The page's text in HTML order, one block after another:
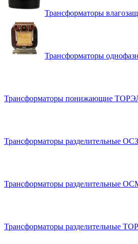
Трансформаторы
Трансформаторы
Трансформаторы понижающие
Трансформаторы разделительные ОСЗ
Трансформаторы разделительные
Трансформаторы разделительные